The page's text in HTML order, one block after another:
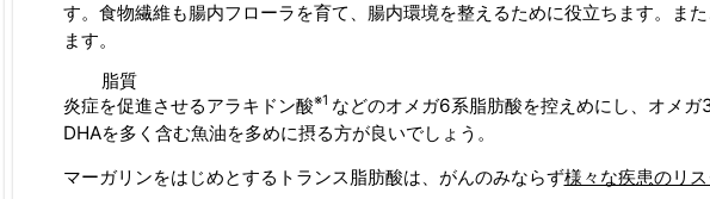
す。食物繊維も腸内フローラを育て、腸内環境を整えるために役立ちます。ま
ます。
脂質
炎症を促進させるアラキドン酸※1 などのオメガ6系脂肪酸を控えめにし、オメ
DHAを多く含む魚油を多めに摂る方が良いでしょう。
マーガリンをはじめとするトランス脂肪酸は、がんのみならず様々な疾患のリ